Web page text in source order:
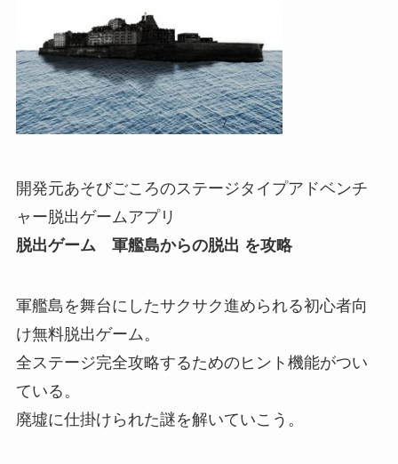
開発元あそびごころのステージタイプアドベンチ
ャー脱出ゲームアプリ
脱出ゲーム 軍艦島からの脱出 を攻略
軍艦島を舞台にしたサクサク進められる初心者向
け無料脱出ゲーム。
全ステージ完全攻略するためのヒント機能がつい
ている。
廃墟に仕掛けられた謎を解いていこう。